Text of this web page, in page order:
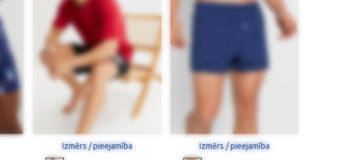
Izmērs / pieejamība Izmērs / pieejamība